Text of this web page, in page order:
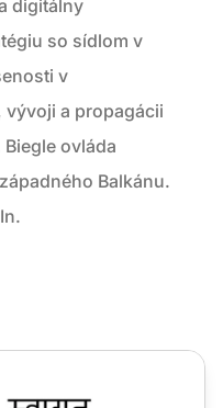
digitálny
so sídlom v
v
a propagácii
ovláda
Balkánu.
globálnej